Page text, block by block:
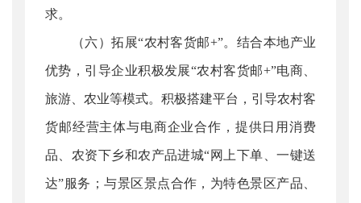
求。
（六）拓展“农村客货邮+”。结合本地产业
优势，引导企业积极发展“农村客货邮+”电商、
旅游、农业等模式。积极搭建平台，引导农村客
货邮经营主体与电商企业合作，提供日用消费
品、农资下乡和农产品进城“网上下单、一键送
达”服务；与景区景点合作，为特色景区产品、